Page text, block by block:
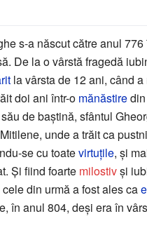
s-a născut către anul 776
De la o vârstă fragedă
la vârsta de 12 ani, când a
doi ani într-o mănăstiredin
de baștină, sfântul
unde a trăit ca
se cu toatevirtuțile, și
Și fiind foarte milostivși
din urmă a fost ales ca
în anul 804, deși era în